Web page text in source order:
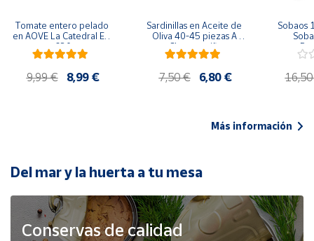
populares
Bono
Cultural
de Correos
Market
Productos
Solidarios
Tomate entero pelado
en AOVE La Catedral ER-
630
9,99 € 8,99 €
Sardinillas en Aceite de
Oliva 40-45 piezas A
Churrusquiña
7,50 € 6,80 €
Sobaos
Más información
Del mar y la huerta a tu mesa
Conservas de calidad